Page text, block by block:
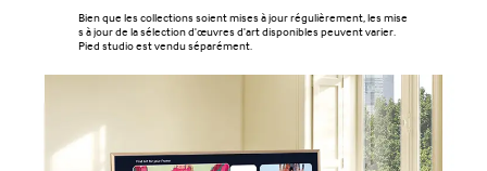
Bien que les collections soient mises à jour régulièrement, les mise
s à jour de la sélection d'œuvres d'art disponibles peuvent varier.
Pied studio est vendu séparément.